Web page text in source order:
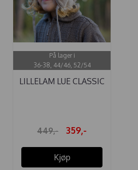
På lager i
36-38, 44/46, 52/54
LILLELAM LUE CLASSIC
449,- 359,-
Kjøp